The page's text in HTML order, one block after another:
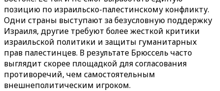
позицию по израильско-палестинскому конфликту.
Одни страны выступают за безусловную поддержку
Израиля, другие требуют более жесткой критики
израильской политики и защиты гуманитарных
прав палестинцев. В результате Брюссель часто
выглядит скорее площадкой для согласования
противоречий, чем самостоятельным
внешнеполитическим игроком.